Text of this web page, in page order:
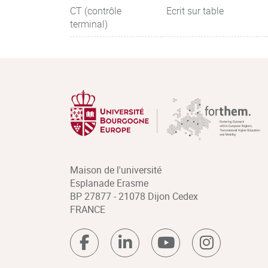
CT (contrôle
terminal)
Ecrit sur table
Maison de l'université
Esplanade Erasme
BP 27877 - 21078 Dijon Cedex
FRANCE